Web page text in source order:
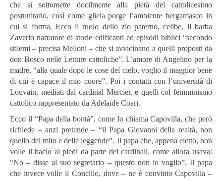
che si sottomette docilmente alla pietà del cattolicesimo
postunitario, così come gliela porge l’ambiente bergamasco in
cui si forma. Ecco il ruolo dello zio paterno, celibe, il barba
Zaverio narratore di storie edificanti ed episodi biblici “secondo
stilemi – precisa Melloni – che si avvicinano a quelli proposti da
don Bosco nelle Letture cattoliche”. L’amore di Angelino per la
madre, “alla quale dopo le cose del cielo, voglio il maggior bene
di cui è capace il mio cuore”. Poi i contatti con l’università di
Louvain, mediati dal cardinal Mercier, e quelli col femminismo
cattolico rappresentato da Adelaide Coari.
Ecco il “Papa della bontà”, come lo chiama Capovilla, che però
richiede – anzi pretende – “il Papa Giovanni della realtà, non
quello del mito e delle leggende”. Il papa che, appena eletto, non
volle il bacio ai piedi da parte dei cardinali, come allora usava:
“No – disse al suo segretario – questo non lo voglio”. Il papa
che invece volle il Concilio, dove – ne è convinto Capovilla –